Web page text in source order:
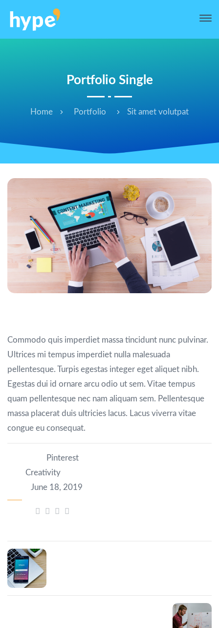
Portfolio Single
Home Portfolio Sit amet volutpat
Commodo quis imperdiet massa tincidunt nunc pulvinar.
Ultrices mi tempus imperdiet nulla malesuada
pellentesque. Turpis egestas integer eget aliquet nibh.
Egestas dui id ornare arcu odio ut sem. Vitae tempus
quam pellentesque nec nam aliquam sem. Pellentesque
massa placerat duis ultricies lacus. Lacus viverra vitae
congue eu consequat.
Pinterest
Creativity
June 18, 2019